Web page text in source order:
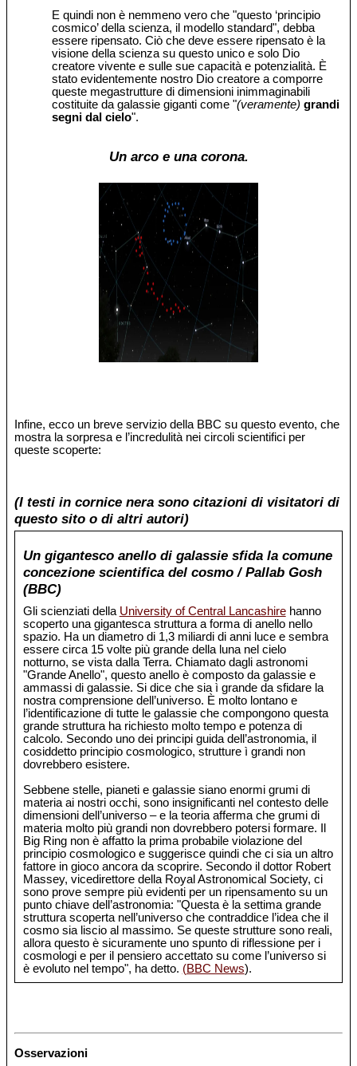
E quindi non è nemmeno vero che "questo ‘principio
cosmico’ della scienza, il modello standard", debba
essere ripensato. Ciò che deve essere ripensato è la
visione della scienza su questo unico e solo Dio
creatore vivente e sulle sue capacità e potenzialità. È
stato evidentemente nostro Dio creatore a comporre
queste megastrutture di dimensioni inimmaginabili
costituite da galassie giganti come "(veramente)grandi
segni dal cielo".
Un arco e una corona.
Infine, ecco un breve servizio della BBC su questo evento, che
mostra la sorpresa e l’incredulità nei circoli scientifici per
queste scoperte:
(I testi in cornice nera sono citazioni di visitatori di
questo sito o di altri autori)
Un gigantesco anello di galassie sfida la comune
concezione scientifica del cosmo / Pallab Gosh
(BBC)
Gli scienziati della University of Central Lancashirehanno
scoperto una gigantesca struttura a forma di anello nello
spazio. Ha un diametro di 1,3 miliardi di anni luce e sembra
essere circa 15 volte più grande della luna nel cielo
notturno, se vista dalla Terra. Chiamato dagli astronomi
"Grande Anello", questo anello è composto da galassie e
ammassi di galassie. Si dice che sia ì grande da sfidare la
nostra comprensione dell’universo. È molto lontano e
l’identificazione di tutte le galassie che compongono questa
grande struttura ha richiesto molto tempo e potenza di
calcolo. Secondo uno dei principi guida dell’astronomia, il
cosiddetto principio cosmologico, strutture ì grandi non
dovrebbero esistere.
Sebbene stelle, pianeti e galassie siano enormi grumi di
materia ai nostri occhi, sono insignificanti nel contesto delle
dimensioni dell’universo – e la teoria afferma che grumi di
materia molto più grandi non dovrebbero potersi formare. Il
Big Ring non è affatto la prima probabile violazione del
principio cosmologico e suggerisce quindi che ci sia un altro
fattore in gioco ancora da scoprire. Secondo il dottor Robert
Massey, vicedirettore della Royal Astronomical Society, ci
sono prove sempre più evidenti per un ripensamento su un
punto chiave dell’astronomia: "Questa è la settima grande
struttura scoperta nell’universo che contraddice l’idea che il
cosmo sia liscio al massimo. Se queste strutture sono reali,
allora questo è sicuramente uno spunto di riflessione per i
cosmologi e per il pensiero accettato su come l’universo si
è evoluto nel tempo", ha detto. (BBC News).
Osservazioni